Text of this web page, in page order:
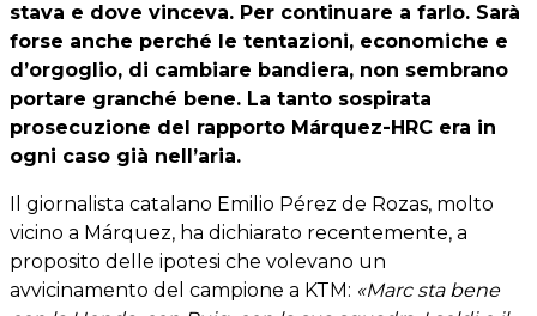
stava e dove vinceva. Per continuare a farlo. Sarà
forse anche perché le tentazioni, economiche e
d’orgoglio, di cambiare bandiera, non sembrano
portare granché bene. La tanto sospirata
prosecuzione del rapporto Márquez-HRC era in
ogni caso già nell’aria.
Il giornalista catalano Emilio Pérez de Rozas, molto
vicino a Márquez, ha dichiarato recentemente, a
proposito delle ipotesi che volevano un
avvicinamento del campione a KTM: «Marc sta bene